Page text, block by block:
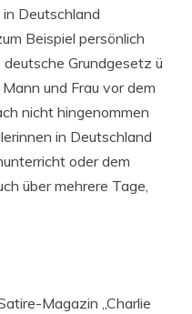
Deutschland
Beispiel persönlich
Grundgesetz ü
und Frau vor dem
nicht hingenommen
in Deutschland
oder dem
über mehrere Tage,
Magazin „Charlie